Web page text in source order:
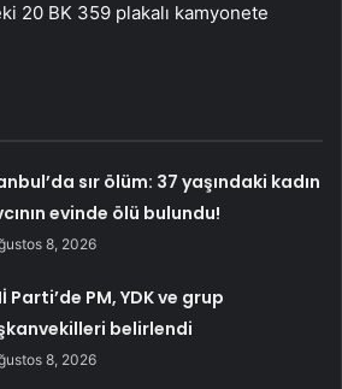
20 BK 359 plakalı kamyonete
sır ölüm: 37 yaşındaki kadın
evinde ölü bulundu!
8, 2026
Parti’de PM, YDK ve grup
belirlendi
8, 2026